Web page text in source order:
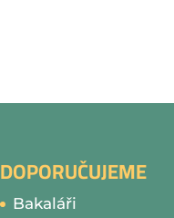
DOPORUČUJEME
Bakaláři